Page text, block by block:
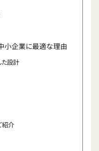
小企業に最適な理由
設計
紹介